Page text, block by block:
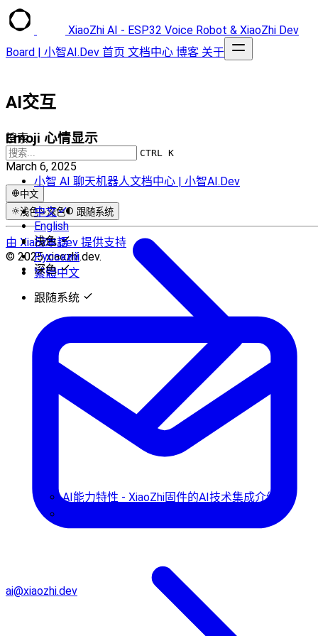
XiaoZhi AI - ESP32 Voice Robot & XiaoZhi Dev
Board | 小智AI.Dev 首页 文档中心 博客 关于
搜索...
CTRL K
小智 AI 聊天机器人文档中心 | 小智AI.Dev
AI能力特性 - XiaoZhi固件的AI技术集成介绍
AI交互
Emoji 心情显示
March 6, 2025
中文
中文
English
日本語
Русский
繁體中文
浅色 深色 跟随系统
浅色
深色
跟随系统
由 XiaoZhi.Dev 提供支持
© 2025 xiaozhi.dev.
ai@xiaozhi.dev